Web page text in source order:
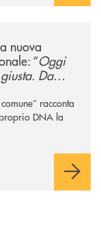
nuova
“Oggi
Da
racconta
DNA la